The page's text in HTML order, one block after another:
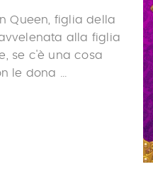
Queen, figlia della
alla figlia
se c'è una cosa
le dona ...